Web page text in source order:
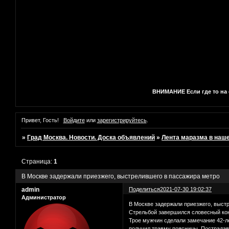
ВНИМАНИЕ Если где то на
Привет, Гость! Войдитеили зарегистрируйтесь.
» Град Москва. Новости. Доска объявлений »Лента маразма в
В Москве задержали приезжего, выстрелившего в пассажира метро
Страница:1
Поделиться2021-07-30 19:02:37
admin
Администратор
В Москве задержали приезжего,
Стрельбой завершился словесный
Трое мужчин сделали замечание 42-